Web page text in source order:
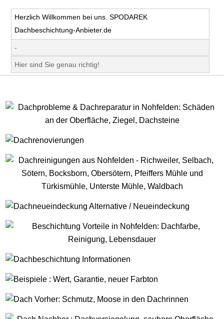
Herzlich Willkommen bei uns. SPODAREK
Dachbeschichtung-Anbieter.de
-
Hier sind Sie genau richtig!